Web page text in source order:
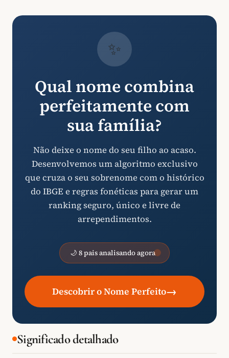
✨
Qual nome combina
perfeitamente com
sua família?
Não deixe o nome do seu filho ao acaso.
Desenvolvemos um algoritmo exclusivo
que cruza o seu sobrenome com o histórico
do IBGE e regras fonéticas para gerar um
ranking seguro, único e livre de
arrependimentos.
🌙 8 pais analisando agora
Descobrir o Nome Perfeito→
Significado detalhado